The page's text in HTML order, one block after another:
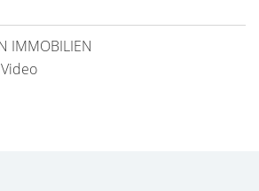
IMMOBILIEN